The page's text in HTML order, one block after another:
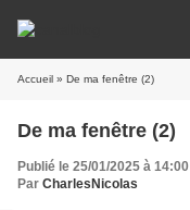
Accueil » De ma fenêtre (2)
De ma fenêtre (2)
Publié le 25/01/2025 à 14:00
Par CharlesNicolas